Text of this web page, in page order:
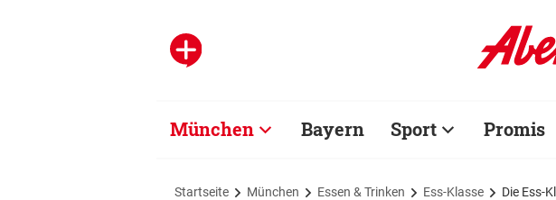
München Bayern Sport Promis
Startseite München Essen & Trinken Ess-Klasse Die Ess-